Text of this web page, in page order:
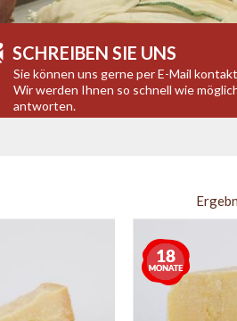
SCHREIBEN SIE UNS
Sie können uns gerne per E-Mail
Wir werden Ihnen so schnell wie
antworten.
Mehr
als
18
Monate
gereift